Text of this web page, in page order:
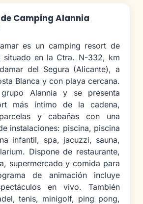
Camping Alannia
es un camping resort de
situado en la Ctra. N-332, km
del Segura (Alicante), a
Blanca y con playa cercana.
Alannia y se presenta
más íntimo de la cadena,
y cabañas con una
instalaciones: piscina, piscina
infantil, spa, jacuzzi, sauna,
Dispone de restaurante,
supermercado y comida para
de animación incluye
en vivo. También
tenis, minigolf, ping pong,